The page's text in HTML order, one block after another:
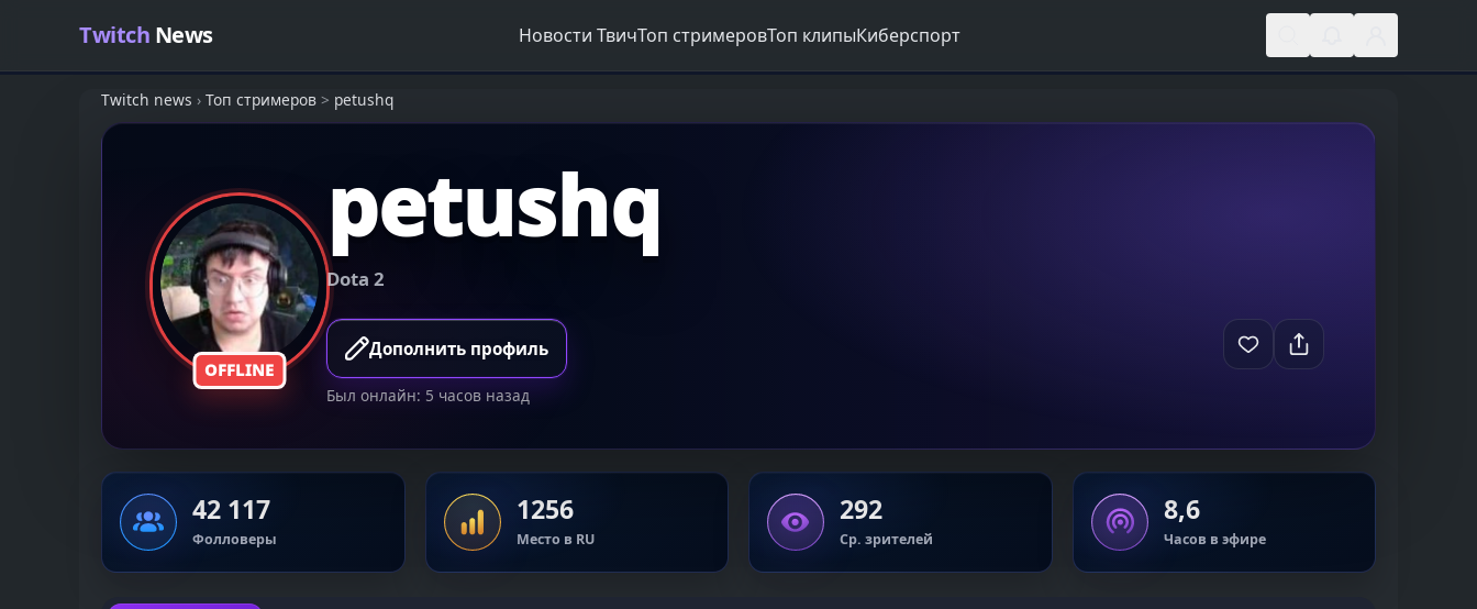
Twitch News Новости ТвичТоп стримеровТоп клипыКиберспорт
Twitch news › Топ стримеров > petushq
OFFLINE
petushq
Dota 2
Дополнить профиль
Был онлайн: 5 часов назад
42 117
Фолловеры
1256
Место в RU
292
Ср. зрителей
8,6
Часов в эфире